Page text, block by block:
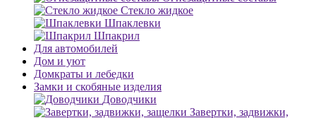
Стекло жидкое
Шпаклевки
Шпакрил
Для автомобилей
Дом и уют
Домкраты и лебедки
Замки и скобяные изделия
Доводчики
Завертки, задвижки,